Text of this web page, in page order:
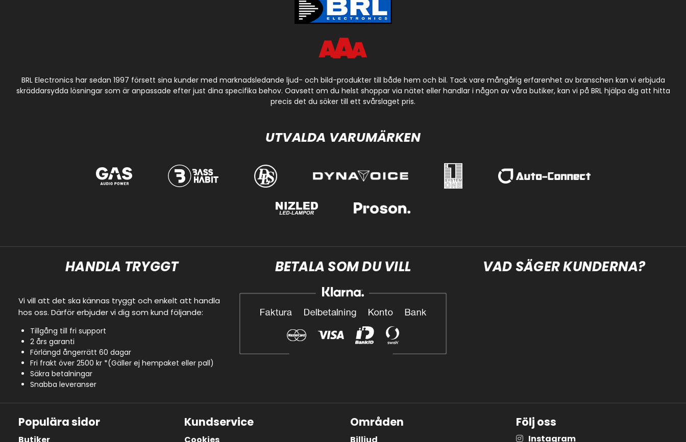
BRL Electronics har sedan 1997 försett sina kunder med marknadsledande ljud- och bild-produkter till både hem och bil. Tack vare mångårig erfarenhet av branschen kan vi erbjuda
skräddarsydda lösningar som är anpassade efter just dina specifika behov. Oavsett om du helst shoppar via nätet eller handlar i någon av våra butiker, kan vi på BRL hjälpa dig att hitta
precis det du söker till ett svårslaget pris.
UTVALDA VARUMÄRKEN
HANDLA TRYGGT
Vi vill att det ska kännas tryggt och enkelt att handla
hos oss. Därför erbjuder vi dig som kund följande:
Tillgång till fri support
2 års garanti
Förlängd ångerrätt 60 dagar
Fri frakt över 2500 kr *(Gäller ej hempaket eller pall)
Säkra betalningar
Snabba leveranser
BETALA SOM DU VILL VAD SÄGER KUNDERNA?
Populära sidor Kundservice Områden Följ oss
Instagram